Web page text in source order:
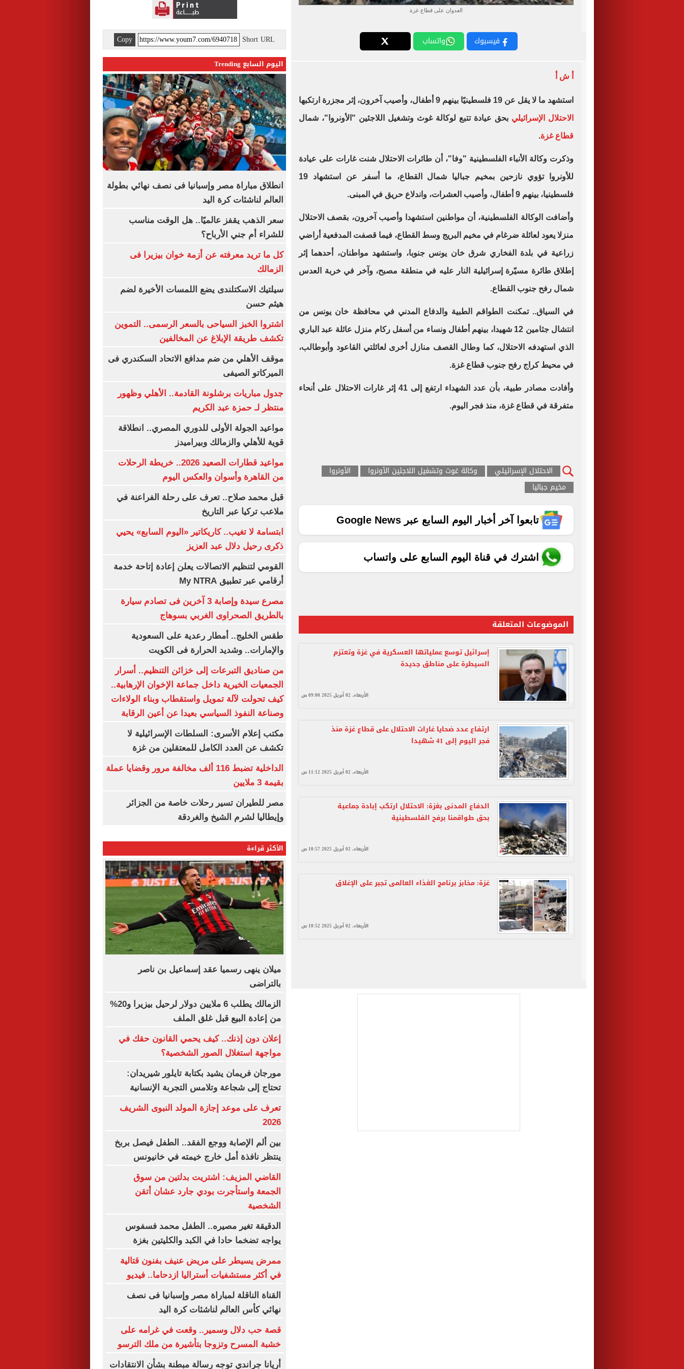
العدوان على قطاع غزة
فيسبوك واتساب
أ ش أ
استشهد ما لا يقل عن 19 فلسطينيًا بينهم 9 أطفال، وأصيب آخرون، إثر مجزرة ارتكبها
الاحتلال الإسرائيلي بحق عيادة تتبع لوكالة غوث وتشغيل اللاجئين "الأونروا"، شمال
قطاع غزة.
وذكرت وكالة الأنباء الفلسطينية "وفا"، أن طائرات الاحتلال شنت غارات على عيادة
للأونروا تؤوي نازحين بمخيم جباليا شمال القطاع، ما أسفر عن استشهاد 19
فلسطينيا، بينهم 9 أطفال، وأصيب العشرات، واندلاع حريق في المبنى.
وأضافت الوكالة الفلسطينية، أن مواطنين استشهدا وأصيب آخرون، بقصف الاحتلال
منزلا يعود لعائلة ضرغام في مخيم البريج وسط القطاع، فيما قصفت المدفعية أراضي
زراعية في بلدة الفخاري شرق خان يونس جنوبا، واستشهد مواطنان، أحدهما إثر
إطلاق طائرة مسيّرة إسرائيلية النار عليه في منطقة مصبح، وآخر في خربة العدس
شمال رفح جنوب القطاع.
في السياق.. تمكنت الطواقم الطبية والدفاع المدني في محافظة خان يونس من
انتشال جثامين 12 شهيدا، بينهم أطفال ونساء من أسفل ركام منزل عائلة عبد الباري
الذي استهدفه الاحتلال، كما وطال القصف منازل أخرى لعائلتي القاعود وأبوطالب،
في محيط كراج رفح جنوب قطاع غزة.
وأفادت مصادر طبية، بأن عدد الشهداء ارتفع إلى 41 إثر غارات الاحتلال على أنحاء
متفرقة في قطاع غزة، منذ فجر اليوم.
الاحتلال الإسرائيلي وكالة غوث وتشغيل اللاجئين الأونروا
الأونروا
مخيم جباليا
تابعوا آخر أخبار اليوم السابع عبر Google News
اشترك في قناة اليوم السابع على واتساب
الموضوعات المتعلقة
إسرائيل توسع عملياتها العسكرية في غزة وتعتزم
السيطرة على مناطق جديدة
الأربعاء، 02 أبريل 2025 09:00 ص
ارتفاع عدد ضحايا غارات الاحتلال على قطاع غزة منذ
فجر اليوم إلى 41 شهيدا
الأربعاء، 02 أبريل 2025 11:12 ص
الدفاع المدنى بغزة: الاحتلال ارتكب إبادة جماعية
بحق طواقمنا برفح الفلسطينية
الأربعاء، 02 أبريل 2025 10:57 ص
غزة: مخابز برنامج الغذاء العالمى تجبر على الإغلاق
الأربعاء، 02 أبريل 2025 10:52 ص
Short URL
Copy
اليوم السابع Trending
انطلاق مباراة مصر وإسبانيا فى نصف نهائي بطولة
العالم لناشئات كرة اليد
سعر الذهب يقفز عالميًا.. هل الوقت مناسب
للشراء أم جني الأرباح؟
كل ما تريد معرفته عن أزمة خوان بيزيرا فى
الزمالك
سيلتيك الاسكتلندى يضع اللمسات الأخيرة لضم
هيثم حسن
اشتروا الخبز السياحى بالسعر الرسمى.. التموين
تكشف طريقة الإبلاغ عن المخالفين
موقف الأهلي من ضم مدافع الاتحاد السكندري فى
الميركاتو الصيفى
جدول مباريات برشلونة القادمة.. الأهلي وظهور
منتظر لـ حمزة عبد الكريم
مواعيد الجولة الأولى للدوري المصري.. انطلاقة
قوية للأهلي والزمالك وبيراميدز
مواعيد قطارات الصعيد 2026.. خريطة الرحلات
من القاهرة وأسوان والعكس اليوم
قبل محمد صلاح.. تعرف على رحلة الفراعنة في
ملاعب تركيا عبر التاريخ
ابتسامة لا تغيب.. كاريكاتير «اليوم السابع» يحيي
ذكرى رحيل دلال عبد العزيز
القومي لتنظيم الاتصالات يعلن إعادة إتاحة خدمة
أرقامي عبر تطبيق My NTRA
مصرع سيدة وإصابة 3 آخرين فى تصادم سيارة
بالطريق الصحراوى الغربي بسوهاج
طقس الخليج.. أمطار رعدية على السعودية
والإمارات.. وشديد الحرارة فى الكويت
من صناديق التبرعات إلى خزائن التنظيم.. أسرار
الجمعيات الخيرية داخل جماعة الإخوان الإرهابية..
كيف تحولت لآلة تمويل واستقطاب وبناء الولاءات
وصناعة النفوذ السياسي بعيدا عن أعين الرقابة
مكتب إعلام الأسرى: السلطات الإسرائيلية لا
تكشف عن العدد الكامل للمعتقلين من غزة
الداخلية تضبط 116 ألف مخالفة مرور وقضايا عملة
بقيمة 3 ملايين
مصر للطيران تسير رحلات خاصة من الجزائر
وإيطاليا لشرم الشيخ والغردقة
الأكثر قراءة
ميلان ينهى رسميا عقد إسماعيل بن ناصر
بالتراضى
الزمالك يطلب 6 ملايين دولار لرحيل بيزيرا و20%
من إعادة البيع قبل غلق الملف
إعلان دون إذنك.. كيف يحمي القانون حقك في
مواجهة استغلال الصور الشخصية؟
مورجان فريمان يشيد بكتابة تايلور شيريدان:
تحتاج إلى شجاعة وتلامس التجربة الإنسانية
تعرف على موعد إجازة المولد النبوى الشريف
2026
بين ألم الإصابة ووجع الفقد.. الطفل فيصل بربخ
ينتظر نافذة أمل خارج خيمته في خانيونس
القاضي المزيف: اشتريت بدلتين من سوق
الجمعة واستأجرت بودي جارد عشان أتقن
الشخصية
الدقيقة تغير مصيره.. الطفل محمد فسفوس
يواجه تضخما حادا في الكبد والكليتين بغزة
ممرض يسيطر على مريض عنيف بفنون قتالية
في أكثر مستشفيات أستراليا ازدحاما.. فيديو
القناة الناقلة لمباراة مصر وإسبانيا فى نصف
نهائي كأس العالم لناشئات كرة اليد
قصة حب دلال وسمير.. وقعت في غرامه على
خشبة المسرح وتزوجا بتأشيرة من ملك الترسو
أريانا جراندي توجه رسالة مبطنة بشأن الانتقادات